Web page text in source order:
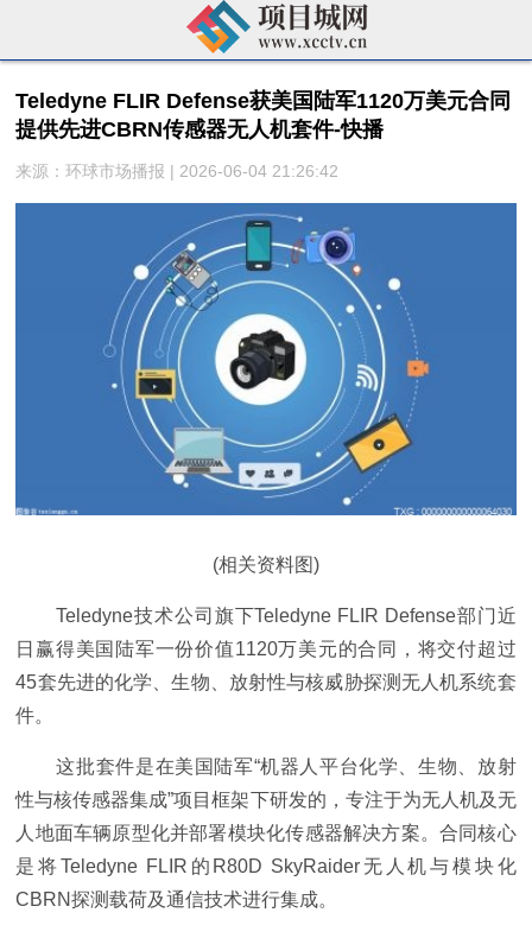
Teledyne FLIR Defense获美国陆军1120万美元合同
提供先进CBRN传感器无人机套件-快播
来源：环球市场播报 | 2026-06-04 21:26:42
(相关资料图)
Teledyne技术公司旗下Teledyne FLIR Defense部门近
日赢得美国陆军一份价值1120万美元的合同，将交付超过
45套先进的化学、生物、放射性与核威胁探测无人机系统套
件。
这批套件是在美国陆军“机器人平台化学、生物、放射
性与核传感器集成”项目框架下研发的，专注于为无人机及无
人地面车辆原型化并部署模块化传感器解决方案。合同核心
是将Teledyne FLIR的R80D SkyRaider无人机与模块化
CBRN探测载荷及通信技术进行集成。